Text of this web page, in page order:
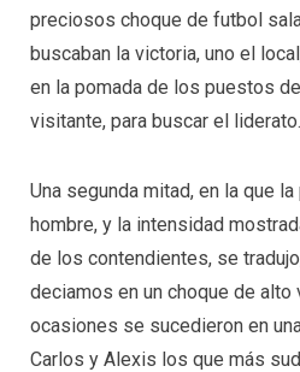
preciosos choque de futbol
buscaban la victoria, uno el
en la pomada de los puestos
visitante, para buscar el liderato.
Una segunda mitad, en la que
hombre, y la intensidad
de los contendientes, se
deciamos en un choque de alto
ocasiones se sucedieron en
Carlos y Alexis los que más